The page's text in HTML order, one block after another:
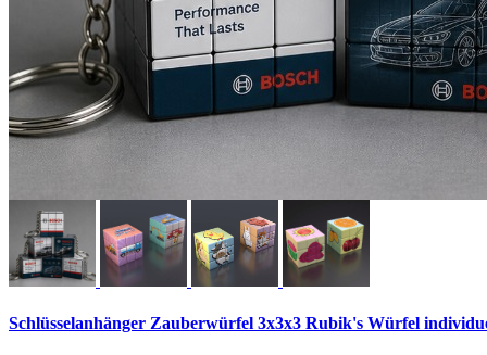
Schlüsselanhänger Zauberwürfel 3x3x3 Rubik's Würfel